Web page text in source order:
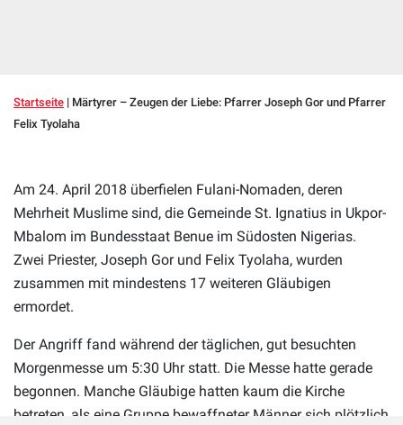
Startseite | Märtyrer – Zeugen der Liebe: Pfarrer Joseph Gor und Pfarrer
Felix Tyolaha
Am 24. April 2018 überfielen Fulani-Nomaden, deren
Mehrheit Muslime sind, die Gemeinde St. Ignatius in Ukpor-
Mbalom im Bundesstaat Benue im Südosten Nigerias.
Zwei Priester, Joseph Gor und Felix Tyolaha, wurden
zusammen mit mindestens 17 weiteren Gläubigen
ermordet.
Der Angriff fand während der täglichen, gut besuchten
Morgenmesse um 5:30 Uhr statt. Die Messe hatte gerade
begonnen. Manche Gläubige hatten kaum die Kirche
betreten, als eine Gruppe bewaffneter Männer sich plötzlich